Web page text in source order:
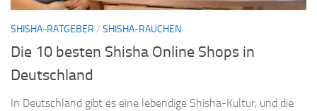
SHISHA-RATGEBER / SHISHA-RAUCHEN
Die 10 besten Shisha Online Shops in
Deutschland
In Deutschland gibt es eine lebendige Shisha-Kultur, und die